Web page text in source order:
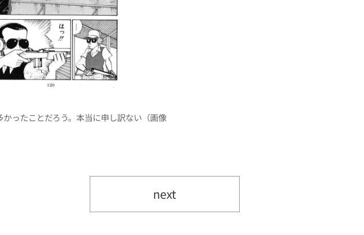
ったことだろう。本当に申し訳ない（画像
next